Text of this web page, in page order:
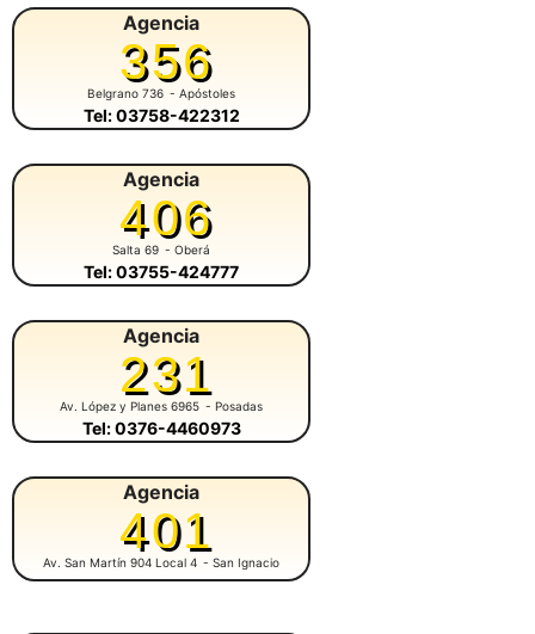
Agencia
356
Belgrano 736 - Apóstoles
Tel: 03758-422312
Agencia
406
Salta 69 - Oberá
Tel: 03755-424777
Agencia
231
Av. López y Planes 6965 - Posadas
Tel: 0376-4460973
Agencia
401
Av. San Martín 904 Local 4 - San Ignacio